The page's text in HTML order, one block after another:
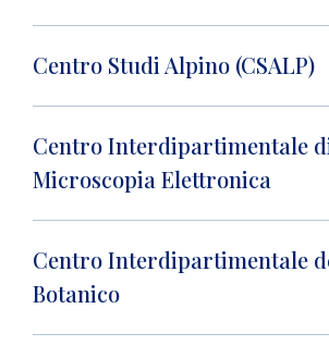
Centro Studi Alpino (CSALP)
Centro Interdipartimentale
Microscopia Elettronica
Centro Interdipartimentale
Botanico